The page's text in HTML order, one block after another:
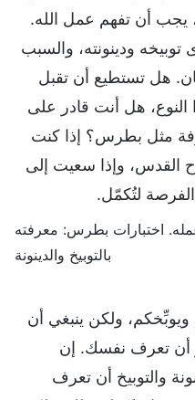
يجب أن تفهم عمل الله.
ودينونته، والسبب
هل تستطيع أن تقبل
النوع، هل أنت قادر على
مثل بطرس؟ إذا كنت
القدس، وإذا سعيت إلى
لتُكمّل.
الله وعمله. اختبارات بطرس: معرفته
بالتوبيخ والدينونة
ويوبِّخكم، ولكن ينبغي أن
أن تعرف نفسك. إن
والتوبيخ أن تعرف